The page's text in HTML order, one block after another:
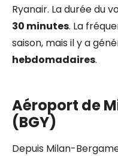
Ryanair. La durée du
30 minutes. La
saison, mais il y a
hebdomadaires.
Aéroport de
(BGY)
Depuis Milan-